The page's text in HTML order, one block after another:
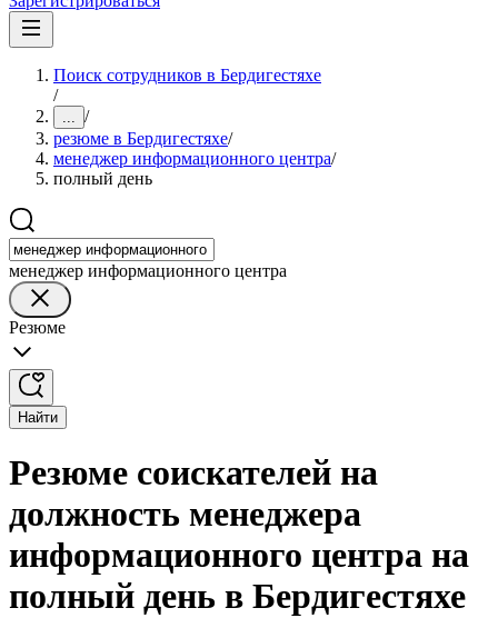
Поиск сотрудников в Бердигестяхе
/
... /
резюме в Бердигестяхе/
менеджер информационного центра/
полный день
менеджер информационного центра
Резюме
Найти
Резюме соискателей на
должность менеджера
информационного центра на
полный день в Бердигестяхе